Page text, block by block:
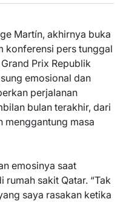
Martín, akhirnya buka
konferensi pers tunggal
Prix Republik
emosional dan
perjalanan
bulan terakhir, dari
menggantung masa
emosinya saat
rumah sakit Qatar. “Tak
saya rasakan ketika